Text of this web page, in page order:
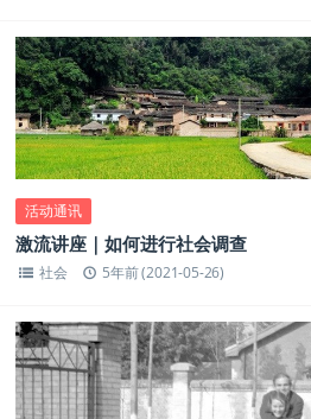
活动通讯
激流讲座｜如何进行社会调查
社会 5年前 (2021-05-26)